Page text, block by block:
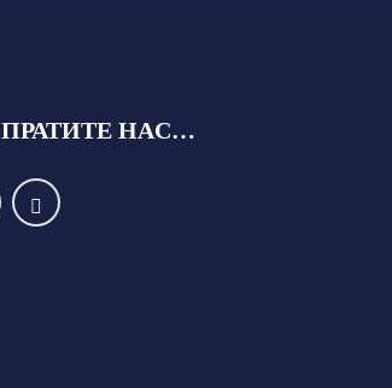
ПРАТИТЕ НАС…